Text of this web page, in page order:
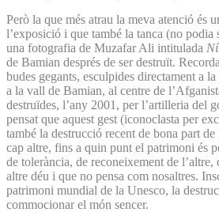
Però la que més atrau la meva atenció és
l’exposició i que també la tanca (no podia
una fotografia de Muzafar Ali intitulada
de Bamian després de ser destruït.
budes gegants, esculpides directament a
a la vall de Bamian, al centre de
destruïdes, l’any 2001, per l’artilleria del
pensat que aquest gest (iconoclasta per
també la destrucció recent de bona part
cap altre, fins a quin punt el patrimoni és
de tolerància, de reconeixement de l’altre,
altre déu i que no pensa com nosaltres.
patrimoni mundial de la Unesco, la
commocionar el món sencer.